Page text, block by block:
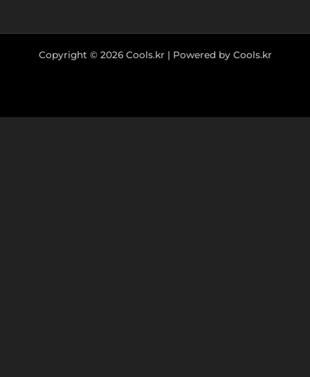
Copyright © 2026 Cools.kr | Powered by Cools.kr